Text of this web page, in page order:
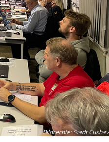
Bildrechte:Stadt